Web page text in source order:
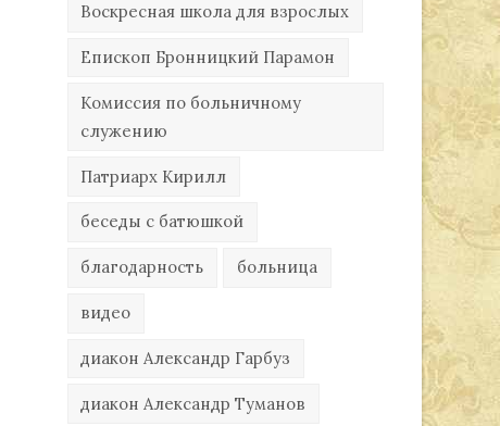
Воскресная школа для взрослых
Епископ Бронницкий Парамон
Комиссия по больничному
служению
Патриарх Кирилл
беседы с батюшкой
благодарность больница
видео
диакон Александр Гарбуз
диакон Александр Туманов